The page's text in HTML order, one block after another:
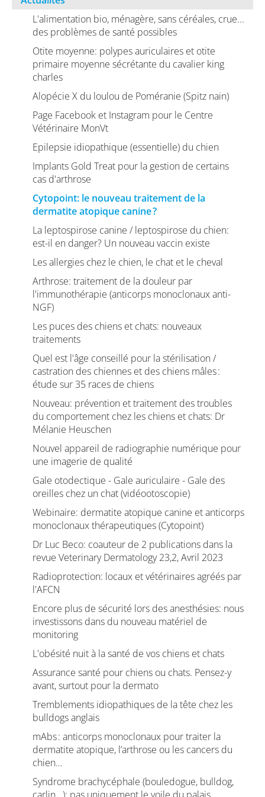
L'alimentation bio, ménagère, sans céréales, crue...
des problèmes de santé possibles
Otite moyenne: polypes auriculaires et otite
primaire moyenne sécrétante du cavalier king
charles
Alopécie X du loulou de Poméranie (Spitz nain)
Page Facebook et Instagram pour le Centre
Vétérinaire MonVt
Epilepsie idiopathique (essentielle) du chien
Implants Gold Treat pour la gestion de certains
cas d'arthrose
Cytopoint: le nouveau traitement de la
dermatite atopique canine ?
La leptospirose canine / leptospirose du chien:
est-il en danger? Un nouveau vaccin existe
Les allergies chez le chien, le chat et le cheval
Arthrose: traitement de la douleur par
l'immunothérapie (anticorps monoclonaux anti-
NGF)
Les puces des chiens et chats: nouveaux
traitements
Quel est l'âge conseillé pour la stérilisation /
castration des chiennes et des chiens mâles :
étude sur 35 races de chiens
Nouveau: prévention et traitement des troubles
du comportement chez les chiens et chats: Dr
Mélanie Heuschen
Nouvel appareil de radiographie numérique pour
une imagerie de qualité
Gale otodectique - Gale auriculaire - Gale des
oreilles chez un chat (vidéootoscopie)
Webinaire: dermatite atopique canine et anticorps
monoclonaux thérapeutiques (Cytopoint)
Dr Luc Beco: coauteur de 2 publications dans la
revue Veterinary Dermatology 23,2, Avril 2023
Radioprotection: locaux et vétérinaires agréés par
l'AFCN
Encore plus de sécurité lors des anesthésies: nous
investissons dans du nouveau matériel de
monitoring
L'obésité nuit à la santé de vos chiens et chats
Assurance santé pour chiens ou chats. Pensez-y
avant, surtout pour la dermato
Tremblements idiopathiques de la tête chez les
bulldogs anglais
mAbs : anticorps monoclonaux pour traiter la
dermatite atopique, l’arthrose ou les cancers du
chien…
Syndrome brachycéphale (bouledogue, bulldog,